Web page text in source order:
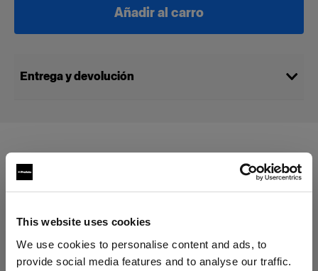
This website uses cookies
We use cookies to personalise content and ads, to
provide social media features and to analyse our traffic.
Añadir al carro
Entrega y devolución
Compatible con:
Softboxes
Profoto Softbox Rectangular Silver